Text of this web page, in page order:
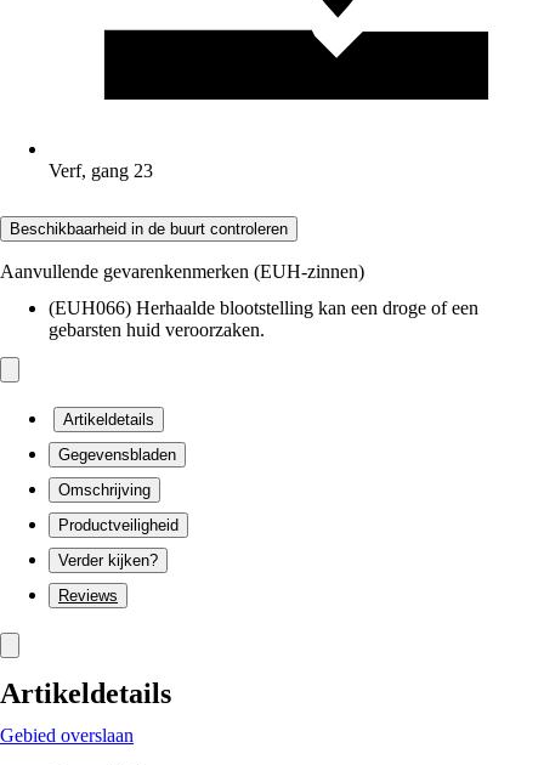
Verf, gang 23
Beschikbaarheid in de buurt controleren
Aanvullende gevarenkenmerken (EUH-zinnen)
(EUH066) Herhaalde blootstelling kan een droge of een
gebarsten huid veroorzaken.
Artikeldetails
Gegevensbladen
Omschrijving
Productveiligheid
Verder kijken?
Reviews
Artikeldetails
Gebied overslaan